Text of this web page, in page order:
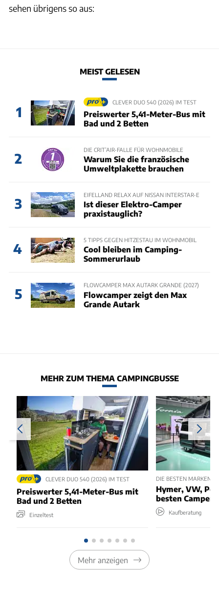
sehen übrigens so aus:
MEIST GELESEN
1
CLEVER DUO 540 (2026) IM TEST
Preiswerter 5,41-Meter-Bus mit
Bad und 2 Betten
2
DIE CRIT’AIR-FALLE FÜR WOHNMOBILE
Warum Sie die französische
Umweltplakette brauchen
3
EIFELLAND RELAX AUF NISSAN INTERSTAR-E
Ist dieser Elektro-Camper
praxistauglich?
4
5 TIPPS GEGEN HITZESTAU IM WOHNMOBIL
Cool bleiben im Camping-
Sommerurlaub
5
FLOWCAMPER MAX AUTARK GRANDE (2027)
Flowcamper zeigt den Max
Grande Autark
MEHR ZUM THEMA CAMPINGBUSSE
CLEVER DUO 540 (2026) IM TEST
Preiswerter 5,41-Meter-Bus mit
Bad und 2 Betten
Einzeltest
DIE BESTEN MARKEN
Hymer, VW,
besten Camper?
Kaufberatung
Mehr anzeigen